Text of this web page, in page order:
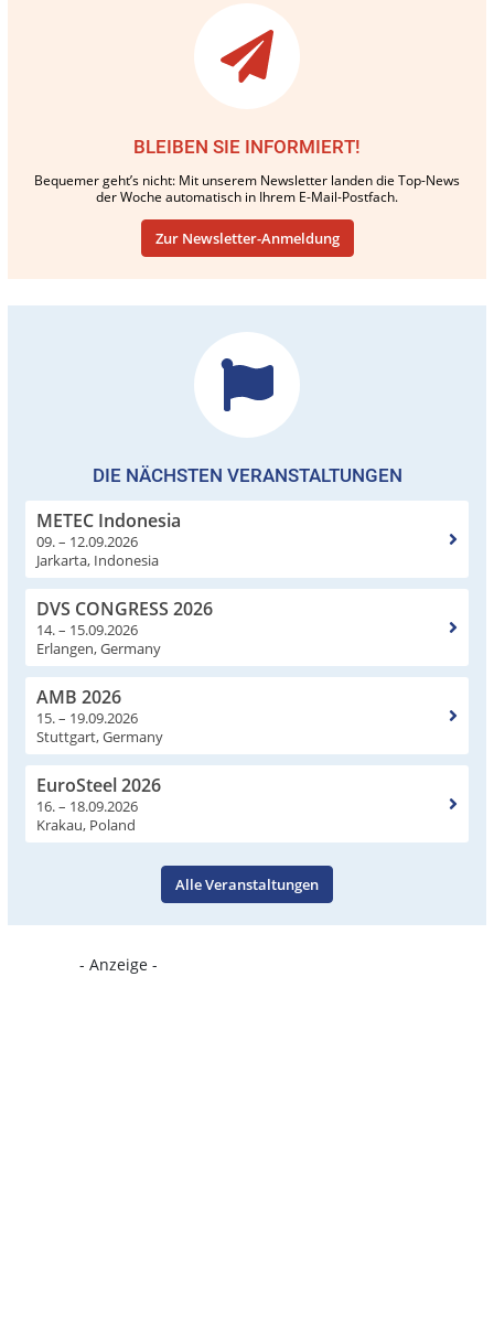
BLEIBEN SIE INFORMIERT!
Bequemer geht’s nicht: Mit unserem Newsletter landen die Top-News
der Woche automatisch in Ihrem E-Mail-Postfach.
Zur Newsletter-Anmeldung
DIE NÄCHSTEN VERANSTALTUNGEN
METEC Indonesia
09. – 12.09.2026
Jarkarta, Indonesia
DVS CONGRESS 2026
14. – 15.09.2026
Erlangen, Germany
AMB 2026
15. – 19.09.2026
Stuttgart, Germany
EuroSteel 2026
16. – 18.09.2026
Krakau, Poland
Alle Veranstaltungen
- Anzeige -